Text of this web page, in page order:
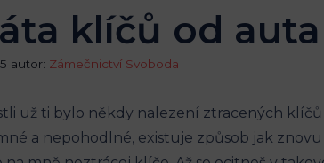
klíčů od
autor: Zámečnictví Svoboda
už ti bylo někdy nalezení ⁤ztracených‌
a nepohodlné, existuje způsob‍ jak‌